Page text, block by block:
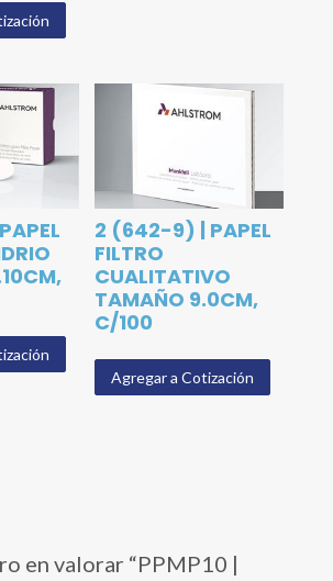
2 (642-9) | PAPEL
FILTRO
CUALITATIVO
TAMAÑO 9.0CM,
C/100
Agregar a Cotización
en valorar “PPMP10 |